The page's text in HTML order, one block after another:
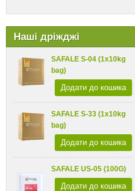
Наші дріжджі
SAFALE S-04 (1x10kg
bag)
Додати до кошика
SAFALE S-33 (1x10kg
bag)
Додати до кошика
SAFALE US-05 (100G)
Додати до кошика